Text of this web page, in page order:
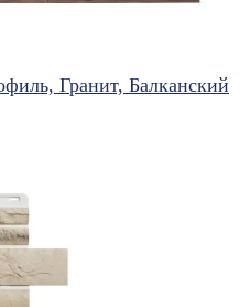
Гранит, Балканский